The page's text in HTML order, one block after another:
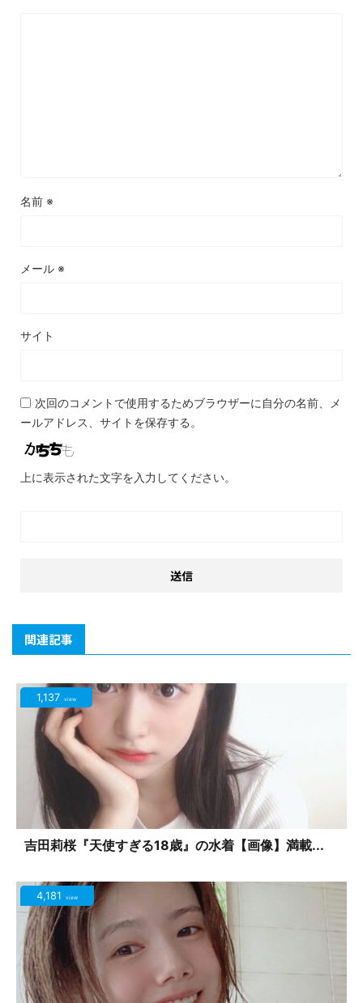
名前 ※
メール ※
サイト
次回のコメントで使用するためブラウザーに自分の名前、メ
ールアドレス、サイトを保存する。
上に表示された文字を入力してください。
関連記事
1,137 view
吉田莉桜『天使すぎる18歳』の水着【画像】満載...
4,181 view